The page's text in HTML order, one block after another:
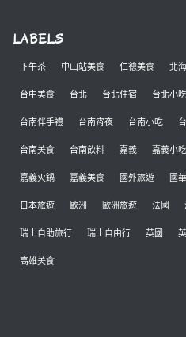
LABELS
下午茶 中山站美食 仁德美食 北
台中美食 台北 台北住宿 台北小吃
台南伴手禮 台南宵夜 台南小吃
台南美食 台南飲料 嘉義 嘉義小吃
嘉義火鍋 嘉義美食 國外旅遊 國
日本旅遊 歐洲 歐洲旅遊 法國
瑞士自助旅行 瑞士自由行 英國
高雄美食